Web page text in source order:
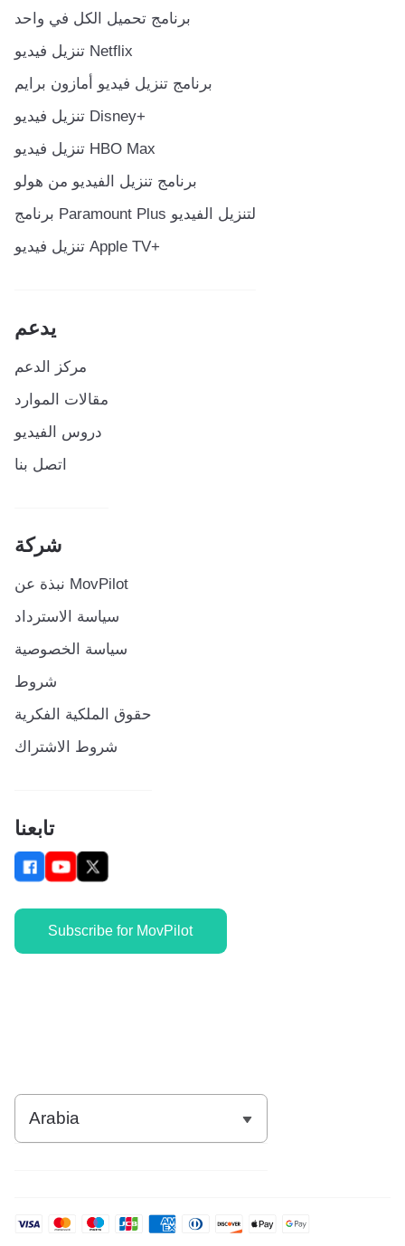
برنامج تحميل الكل في واحد
تنزيل فيديو Netflix
برنامج تنزيل فيديو أمازون برايم
تنزيل فيديو Disney+
تنزيل فيديو HBO Max
برنامج تنزيل الفيديو من هولو
برنامج Paramount Plus لتنزيل الفيديو
تنزيل فيديو Apple TV+
يدعم
مركز الدعم
مقالات الموارد
دروس الفيديو
اتصل بنا
شركة
نبذة عن MovPilot
سياسة الاسترداد
سياسة الخصوصية
شروط
حقوق الملكية الفكرية
شروط الاشتراك
تابعنا
Subscribe for MovPilot